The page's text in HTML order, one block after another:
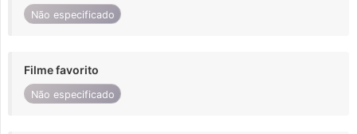
Não especificado
Filme favorito
Não especificado